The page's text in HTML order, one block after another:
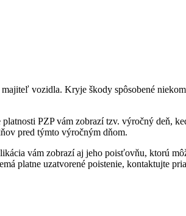
vozidla. Kryje škody spôsobené
PZP vám zobrazí tzv. výročný deň,
pred týmto výročným dňom.
vám zobrazí aj jeho poisťovňu, ktorú
platne uzatvorené poistenie, kontaktujte